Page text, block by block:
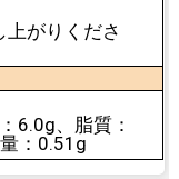
がりくださ
6.0g、脂質：
：0.51g